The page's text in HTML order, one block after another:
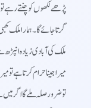
پڑھے لکھوں کو چنتے رہے
گرتا جائے گا۔ ہمارا ملک
ملک کی آبادی زیادہ
میرا جینا حرام کرتا ہے
تو ضرور صلہ ملے گا اگر